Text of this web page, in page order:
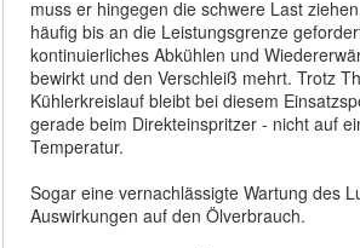
muss er hingegen die schwere Last
häufig bis an die Leistungsgrenze
kontinuierliches Abkühlen und
bewirkt und den Verschleiß mehrt. Trotz
Kühlerkreislauf bleibt bei diesem
gerade beim Direkteinspritzer - nicht auf
Temperatur.
Sogar eine vernachlässigte Wartung des
Auswirkungen auf den Ölverbrauch.